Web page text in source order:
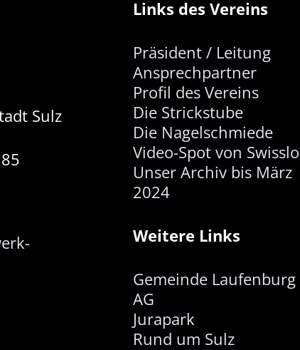
Sulz
Links des Vereins
Präsident / Leitung
Ansprechpartner
Profil des Vereins
Die Strickstube
Die Nagelschmiede
Video-Spot von
Unser Archiv bis März
2024
Weitere Links
Gemeinde Laufenburg
AG
Jurapark
Rund um Sulz